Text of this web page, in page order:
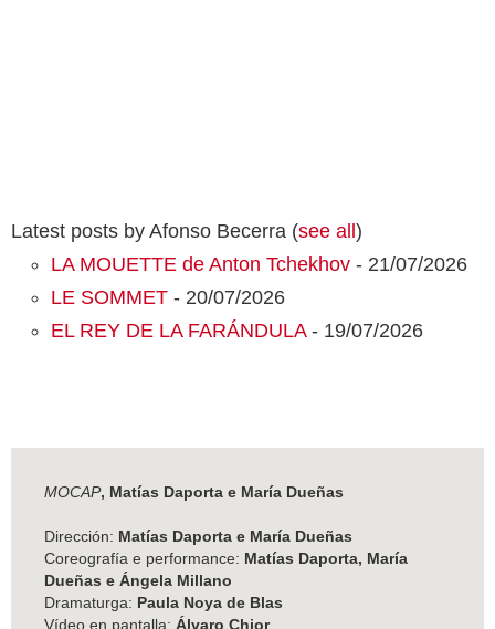
Latest posts by Afonso Becerra (see all )
LA MOUETTE de Anton Tchekhov - 21/07/2026
LE SOMMET - 20/07/2026
EL REY DE LA FARÁNDULA- 19/07/2026
MOCAP, Matías Daporta e María Dueñas
Dirección: Matías Daporta e María Dueñas
Coreografía e performance: Matías Daporta, María
Dueñas e Ángela Millano
Dramaturga: Paula Noya de Blas
Vídeo en pantalla: Álvaro Chior